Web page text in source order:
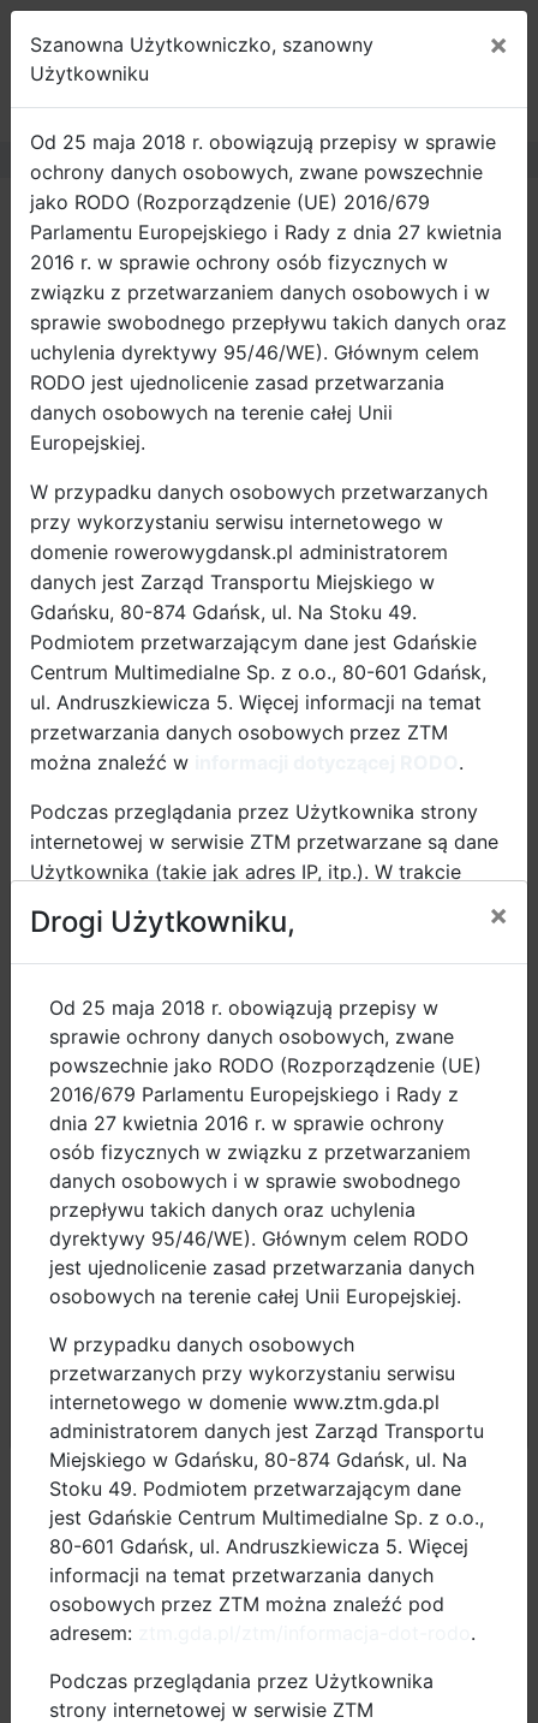
GDAŃSK
Strona główna Wiadomości
stojaki rowerowe / zamów stojak
I Ty możesz złożyć zamówienie lub
zaproponować lokalizację stojaków rowerowych,
które montujemy przy gdańskich ulicach
STOJAKI ROWEROWE
Stojaki przy szkole podstawowej nr 50 w Gdańsku
w wybranej lokalizacji może złożyć każdy mieszkaniec
Gdańska. Stojaki są montowane w pasach drogowych
oraz na terenach należących do gminy miasta
Gdańska. Nie przewiduje się montażu stojaków na
terenach prywatnych.
Kontakt w sprawie montażu stojaków:
Klaudia Megger
tel.: 58 526 81 44
e-mail: klaudia.megger@gdansk.gda.pl
dobre praktyki
pomiary ruchu
dokumenty
projekty UE
zamów stojak
kontakt
Szanowna Użytkowniczko, szanowny
Użytkowniku
×
Od 25 maja 2018 r. obowiązują przepisy w sprawie
ochrony danych osobowych, zwane powszechnie
jako RODO (Rozporządzenie (UE) 2016/679
Parlamentu Europejskiego i Rady z dnia 27 kwietnia
2016 r. w sprawie ochrony osób fizycznych w
związku z przetwarzaniem danych osobowych i w
sprawie swobodnego przepływu takich danych oraz
uchylenia dyrektywy 95/46/WE). Głównym celem
RODO jest ujednolicenie zasad przetwarzania
danych osobowych na terenie całej Unii
Europejskiej.
W przypadku danych osobowych przetwarzanych
przy wykorzystaniu serwisu internetowego w
domenie rowerowygdansk.pl administratorem
danych jest Zarząd Transportu Miejskiego w
Gdańsku, 80-874 Gdańsk, ul. Na Stoku 49.
Podmiotem przetwarzającym dane jest Gdańskie
Centrum Multimedialne Sp. z o.o., 80-601 Gdańsk,
ul. Andruszkiewicza 5. Więcej informacji na temat
przetwarzania danych osobowych przez ZTM
można znaleźć w
.
Podczas przeglądania przez Użytkownika strony
internetowej w serwisie ZTM przetwarzane są dane
Użytkownika (takie jak adres IP, itp.). W trakcie
urządzeń mobilnych przetwarzaniu mogą podlegać
również dane takie jak: pewne informacje o
identyfikator urządzenia mobilnego (Device ID), itp.
Więcej informacji na ten temat można znaleźć w
polityce prywatności .
Klikając przycisk „Przejdź do strony” lub zamykając
okno przez kliknięcie w znaczek X, akceptujesz
przetwarzanie danych Użytkownika opisane w
którego zakres jest uzależniony od ustawień
przeglądarki internetowej wykorzystywanej przez
Użytkownika.
Przejdź do strony
Drogi Użytkowniku, ×
Od 25 maja 2018 r. obowiązują przepisy w
sprawie ochrony danych osobowych, zwane
powszechnie jako RODO (Rozporządzenie (UE)
2016/679 Parlamentu Europejskiego i Rady z
dnia 27 kwietnia 2016 r. w sprawie ochrony
osób fizycznych w związku z przetwarzaniem
danych osobowych i w sprawie swobodnego
przepływu takich danych oraz uchylenia
dyrektywy 95/46/WE). Głównym celem RODO
jest ujednolicenie zasad przetwarzania danych
osobowych na terenie całej Unii Europejskiej.
W przypadku danych osobowych
przetwarzanych przy wykorzystaniu serwisu
internetowego w domenie www.ztm.gda.pl
administratorem danych jest Zarząd Transportu
Miejskiego w Gdańsku, 80-874 Gdańsk, ul. Na
Stoku 49. Podmiotem przetwarzającym dane
jest Gdańskie Centrum Multimedialne Sp. z o.o.,
80-601 Gdańsk, ul. Andruszkiewicza 5. Więcej
informacji na temat przetwarzania danych
osobowych przez ZTM można znaleźć pod
adresem:
.
Podczas przeglądania przez Użytkownika
strony internetowej w serwisie ZTM